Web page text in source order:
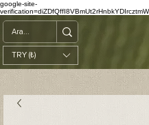
google-site-
TRY (₺)